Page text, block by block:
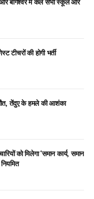
बागेश्वर में कल सभी स्कूल और
टीचरों की होगी भर्ती
मौत, तेंदुए के हमले की आशंका
को मिलेगा ‘समान कार्य, समान